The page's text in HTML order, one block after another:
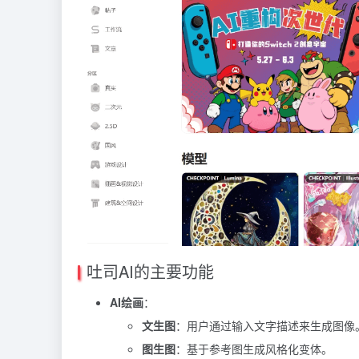
吐司AI的主要功能
AI绘画：
文生图：用户通过输入文字描述来生成图像
图生图：基于参考图生成风格化变体。